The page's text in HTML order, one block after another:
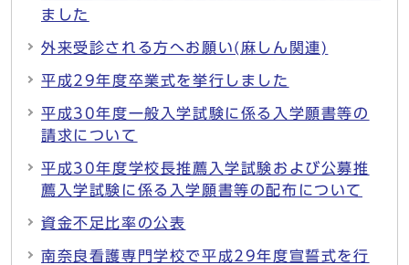
ました
外来受診される方へお願い(麻しん関連)
平成29年度卒業式を挙行しました
平成30年度一般入学試験に係る入学願書等の
請求について
平成30年度学校長推薦入学試験および公募推
薦入学試験に係る入学願書等の配布について
資金不足比率の公表
南奈良看護専門学校で平成29年度宣誓式を行